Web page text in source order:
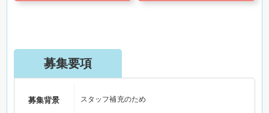
募集要項
募集背景 スタッフ補充のため